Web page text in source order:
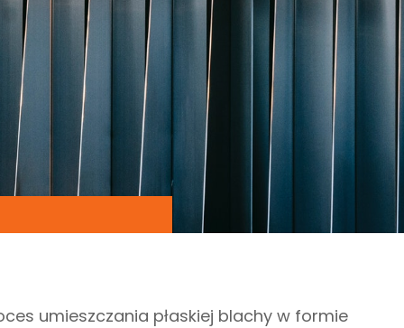
umieszczania płaskiej blachy w formie